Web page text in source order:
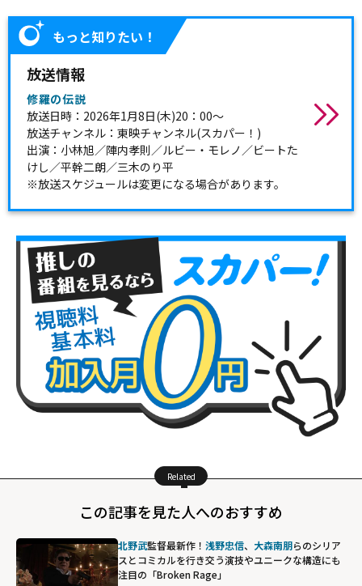
もっと知りたい！
放送情報
修羅の伝説
放送日時：2026年1月8日(木)20：00～
放送チャンネル：東映チャンネル(スカパー！)
出演：小林旭／陣内孝則／ルビー・モレノ／ビートた
けし／平幹二朗／三木のり平
※放送スケジュールは変更になる場合があります。
Related
この記事を見た人へのおすすめ
北野武監督最新作！ 浅野忠信、 大森南朋らのシリア
スとコミカルを行き交う演技やユニークな構造にも
注目の「Broken Rage」